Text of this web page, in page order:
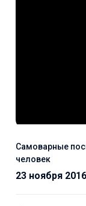
Самоварные
человек
23 ноября